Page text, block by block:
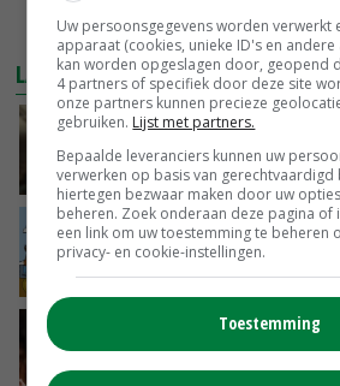
MEER MARKTPRIJZEN
LAATSTE NIEUWS
‘Samenwerking A-ware
zorgen voor meer
GISTEREN, 16:01
Internationale vraag
groot: Nederland in
GISTEREN, 15:33
Vlaamse
groeit door
Uw persoonsgegevens worden verwerkt
apparaat (cookies, unieke ID's en
kan worden opgeslagen door, geopend
4 partners of specifiek door deze site
onze partners kunnen precieze
gebruiken. Lijst met partners.
Bepaalde leveranciers kunnen uw
verwerken op basis van gerechtvaardigd
hiertegen bezwaar maken door uw
beheren. Zoek onderaan deze pagina of
een link om uw toestemming te beheren
privacy- en cookie-instellingen.
Toestemming